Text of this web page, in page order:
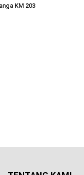
KM 203